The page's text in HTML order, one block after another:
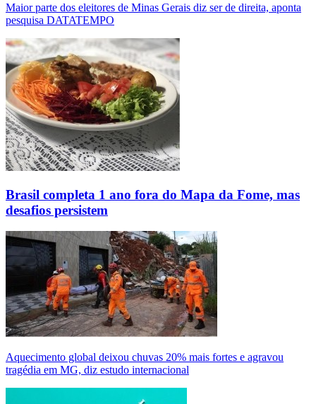
Maior parte dos eleitores de Minas Gerais diz ser de direita, aponta
pesquisa DATATEMPO
Brasil completa 1 ano fora do Mapa da Fome, mas
desafios persistem
Aquecimento global deixou chuvas 20% mais fortes e agravou
tragédia em MG, diz estudo internacional